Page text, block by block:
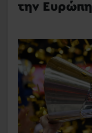
την Ευρώπη